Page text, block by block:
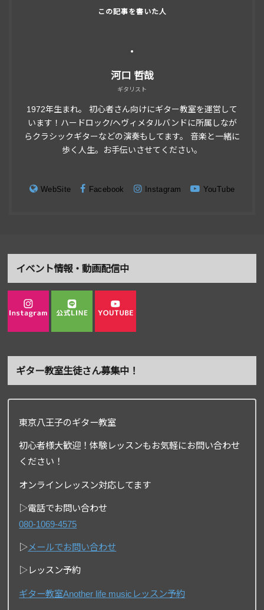
河口 哲哉
ギタリスト
1972年生まれ。 初心者さん向けにギター教室を運営して
います！ハードロック/ヘヴィメタルバンドに所属しなが
らクラシックギターなどの演奏もしてます。 音楽と一緒に
歩く人生。お手伝いさせてください。
WebSite Facebook Instagram YouTube
イベント情報・動画配信中
ギター教室生徒さん募集中！
東京八王子のギター教室
初心者様大歓迎！体験レッスンもお気軽にお問い合わせ
ください！
オンラインレッスン対応してます
▷電話でお問い合わせ
080-1069-4575
▷メールでお問い合わせ
▷レッスン予約
ギター教室Another life musicレッスン予約